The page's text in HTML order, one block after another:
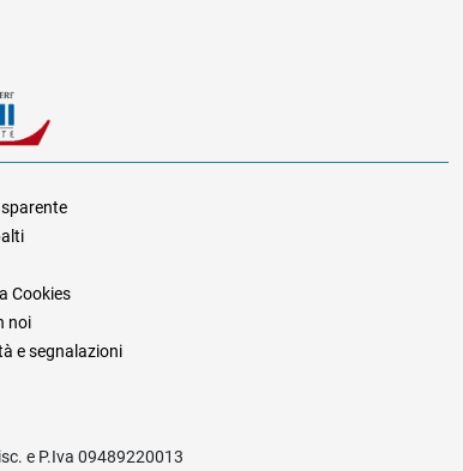
Cookies
noi
e segnalazioni
e P.Iva 09489220013